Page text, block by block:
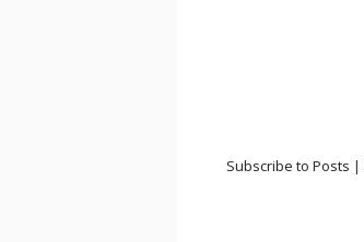
Subscribe to Posts |